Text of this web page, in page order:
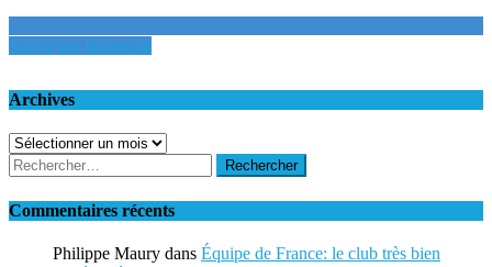
Suivre sur Instagram
Archives
Archives
Rechercher :
Commentaires récents
Philippe Maury dans Équipe de France: le club très bien